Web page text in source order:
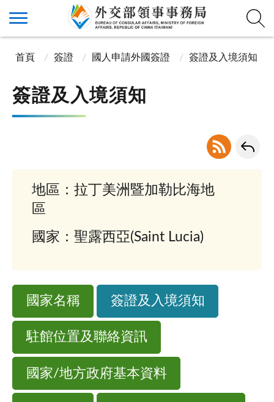
首頁 簽證 國人申請外國簽證 簽證及入境須知
簽證及入境須知
地區：拉丁美洲暨加勒比海地
區
國家：聖露西亞(Saint Lucia)
國家名稱 簽證及入境須知
駐館位置及聯絡資訊
國家/地方政府基本資料